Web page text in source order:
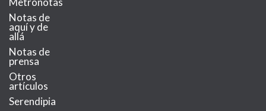
Notas de
aquí y de
allá
Notas de
prensa
Otros
artículos
Serendipia